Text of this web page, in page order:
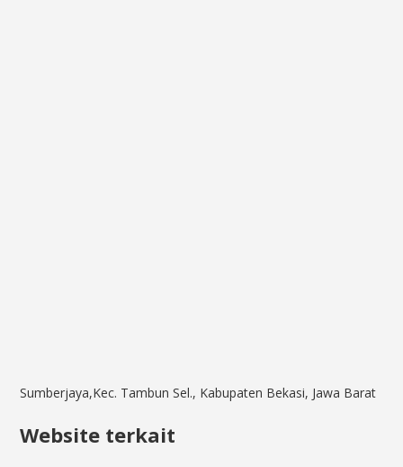
Sumberjaya,Kec. Tambun Sel., Kabupaten Bekasi, Jawa Barat
Website terkait